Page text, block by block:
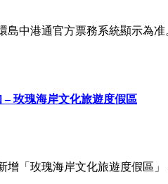
島中港通官方票務系統顯示為
– 玫瑰海岸文化旅遊度假區
增「玫瑰海岸文化旅遊度假區